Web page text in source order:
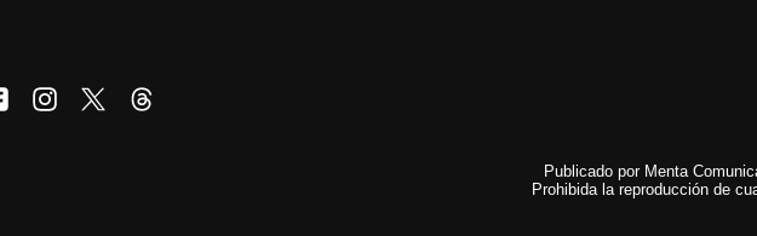
Publicado por Menta
Prohibida la reproducción de